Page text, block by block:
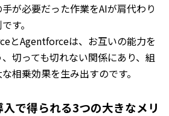
が必要だった作業をAIが肩代わり
す。
とAgentforceは、お互いの能力を
切っても切れない関係にあり、組
相乗効果を生み出すのです。
で得られる3つの大きなメリ